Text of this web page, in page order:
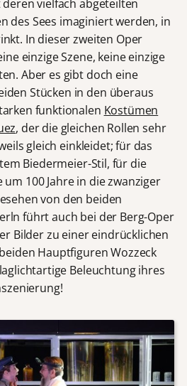
vielfach abgeteilten
des Sees imaginiert werden, in
In dieser zweiten Oper
einzige Szene, keine einzige
Aber es gibt doch eine
Stücken in den überaus
funktionalen Kostümen
, der die gleichen Rollen sehr
gleich einkleidet; für das
Biedermeier-Stil, für die
100 Jahre in die zwanziger
von den beiden
führt auch bei der Berg-Oper
Bilder zu einer eindrücklichen
Hauptfiguren Wozzeck
Beleuchtung ihres